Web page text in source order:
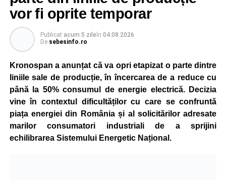
vor fi oprite temporar
Publicat acum 5 zileîn 04.08.2026
De sebesinfo.ro
Kronospan a anunțat că va opri etapizat o parte dintre
liniile sale de producție, în încercarea de a reduce cu
până la 50% consumul de energie electrică. Decizia
vine în contextul dificultăților cu care se confruntă
piața energiei din România și al solicitărilor adresate
marilor consumatori industriali de a sprijini
echilibrarea Sistemului Energetic Național.